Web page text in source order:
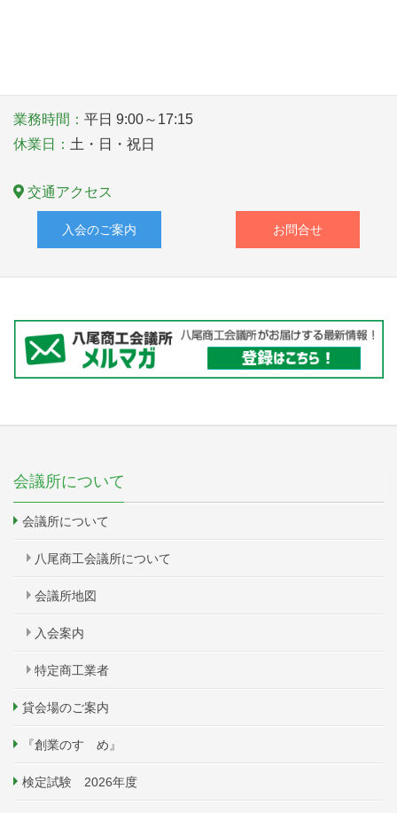
業務時間： 平日 9:00～17:15
休業日： 土・日・祝日
交通アクセス
入会のご案内 お問合せ
会議所について
会議所について
八尾商工会議所について
会議所地図
入会案内
特定商工業者
貸会場のご案内
『創業のすゝめ』
検定試験 2026年度